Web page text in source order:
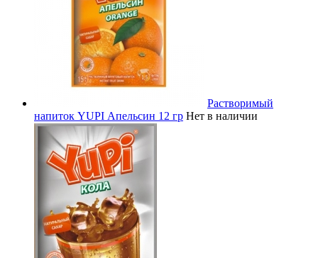
Растворимый
напиток YUPI Апельсин 12 гр Нет в наличии